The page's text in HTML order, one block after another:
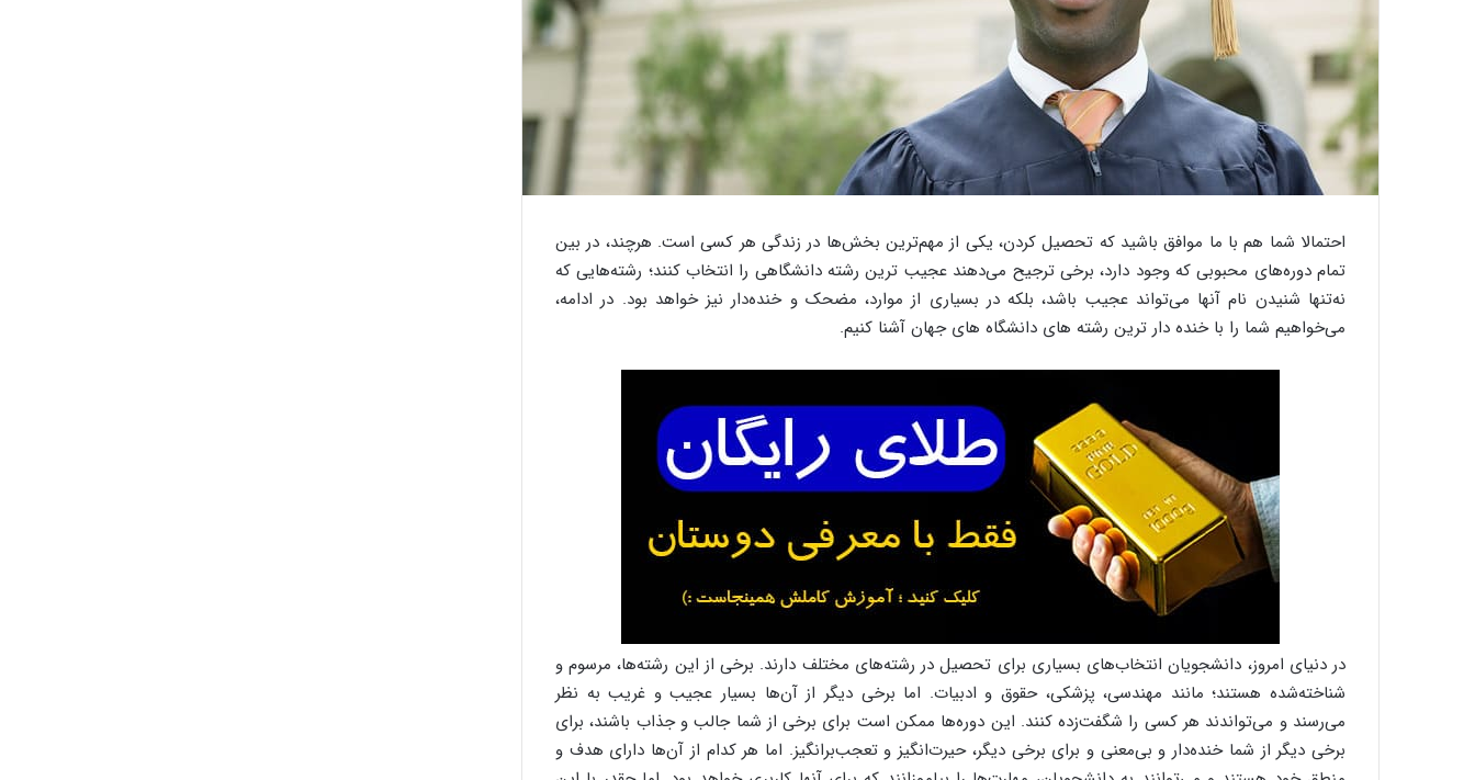
احتمالا شما هم با ما موافق باشید که تحصیل کردن، یکی از مهم‌ترین بخش‌ها در زندگی هر کسی است. هرچند، در بین
تمام دوره‌های محبوبی که وجود دارد، برخی ترجیح می‌دهند عجیب ترین رشته دانشگاهی را انتخاب کنند؛ رشته‌هایی که
نه‌تنها شنیدن نام آنها می‌تواند عجیب باشد، بلکه در بسیاری از موارد، مضحک و خنده‌دار نیز خواهد بود. در ادامه،
می‌خواهیم شما را با خنده دار ترین رشته های دانشگاه های جهان آشنا کنیم.
در دنیای امروز، دانشجویان انتخاب‌های بسیاری برای تحصیل در رشته‌های مختلف دارند. برخی از این رشته‌ها، مرسوم و
شناخته‌شده هستند؛ مانند مهندسی، پزشکی، حقوق و ادبیات. اما برخی دیگر از آن‌ها بسیار عجیب و غریب به نظر
می‌رسند و می‌تواندند هر کسی را شگفت‌زده کنند. این دوره‌ها ممکن است برای برخی از شما جالب و جذاب باشند، برای
برخی دیگر از شما خنده‌دار و بی‌معنی و برای برخی دیگر، حیرت‌انگیز و تعجب‌برانگیز. اما هر کدام از آن‌ها دارای هدف و